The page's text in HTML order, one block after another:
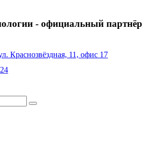
- официальный партнёр
Краснозвёздная, 11, офис 17